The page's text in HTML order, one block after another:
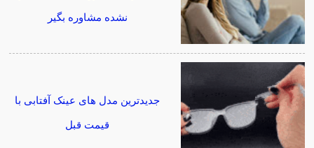
نشده مشاوره بگیر
جدیدترین مدل های عینک آفتابی با
قیمت قبل